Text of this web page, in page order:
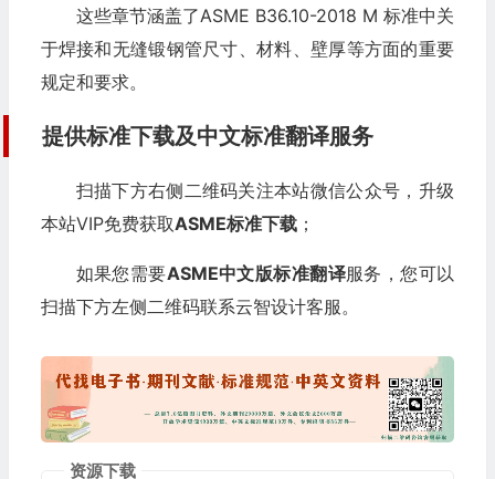
这些章节涵盖了ASME B36.10-2018 M 标准中关
于焊接和无缝锻钢管尺寸、材料、壁厚等方面的重要
规定和要求。
提供标准下载及中文标准翻译服务
扫描下方右侧二维码关注本站微信公众号，升级
本站VIP免费获取ASME标准下载；
如果您需要ASME中文版标准翻译服务，您可以
扫描下方左侧二维码联系云智设计客服。
资源下载